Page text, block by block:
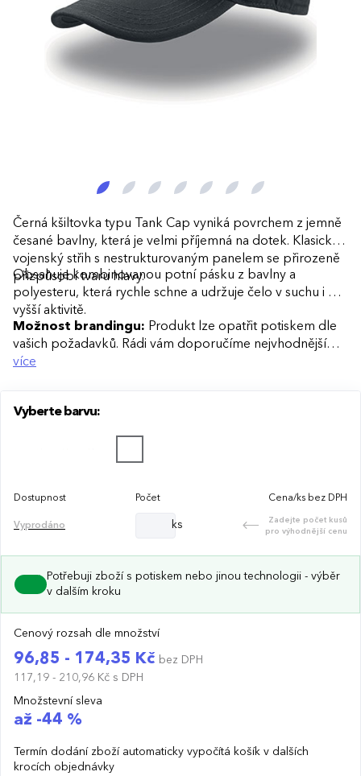
Černá kšiltovka typu Tank Cap vyniká povrchem z jemně
česané bavlny, která je velmi příjemná na dotek. Klasický
vojenský střih s nestrukturovaným panelem se přirozeně
přizpůsobí tvaru hlavy.
Obsahuje kombinovanou potní pásku z bavlny a
polyesteru, která rychle schne a udržuje čelo v suchu i při
vyšší aktivitě.
Možnost brandingu: Produkt lze opatřit potiskem dle
vašich požadavků. Rádi vám doporučíme nejvhodnější
technologii potisku s ohledem na design i váš rozpočet.
více
Vyberte barvu:
Dostupnost Počet Cena/ks bez DPH
Vyprodáno ks
Zadejte počet kusů
pro výhodnější cenu
Potřebuji zboží s potiskem nebo jinou technologii - výběr
v dalším kroku
Cenový rozsah dle množství
96,85 - 174,35 Kč bez DPH
117,19 - 210,96 Kč s DPH
Množstevní sleva
až -44 %
Termín dodání zboží automaticky vypočítá košík v dalších
krocích objednávky